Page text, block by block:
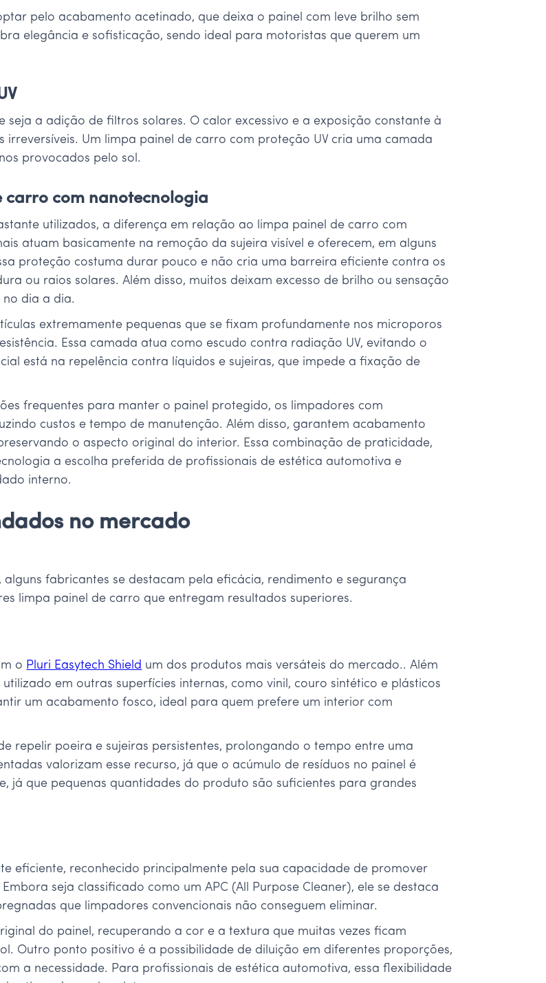
pelo acabamento acetinado, que deixa o painel com leve brilho sem
elegância e sofisticação, sendo ideal para motoristas que querem um
a adição de filtros solares. O calor excessivo e a exposição constante à
Um limpa painel de carro com proteção UV cria uma camada
provocados pelo sol.
carro com nanotecnologia
utilizados, a diferença em relação ao limpa painel de carro com
atuam basicamente na remoção da sujeira visível e oferecem, em alguns
proteção costuma durar pouco e não cria uma barreira eficiente contra os
ou raios solares. Além disso, muitos deixam excesso de brilho ou sensação
dia a dia.
extremamente pequenas que se fixam profundamente nos microporos
Essa camada atua como escudo contra radiação UV, evitando o
está na repelência contra líquidos e sujeiras, que impede a fixação de
frequentes para manter o painel protegido, os limpadores com
custos e tempo de manutenção. Além disso, garantem acabamento
o aspecto original do interior. Essa combinação de praticidade,
a escolha preferida de profissionais de estética automotiva e
interno.
no mercado
fabricantes se destacam pela eficácia, rendimento e segurança
limpa painel de carro que entregam resultados superiores.
o Pluri Easytech Shield um dos produtos mais versáteis do mercado.. Além
em outras superfícies internas, como vinil, couro sintético e plásticos
um acabamento fosco, ideal para quem prefere um interior com
repelir poeira e sujeiras persistentes, prolongando o tempo entre uma
valorizam esse recurso, já que o acúmulo de resíduos no painel é
já que pequenas quantidades do produto são suficientes para grandes
eficiente, reconhecido principalmente pela sua capacidade de promover
seja classificado como um APC (All Purpose Cleaner), ele se destaca
que limpadores convencionais não conseguem eliminar.
do painel, recuperando a cor e a textura que muitas vezes ficam
Outro ponto positivo é a possibilidade de diluição em diferentes proporções,
a necessidade. Para profissionais de estética automotiva, essa flexibilidade